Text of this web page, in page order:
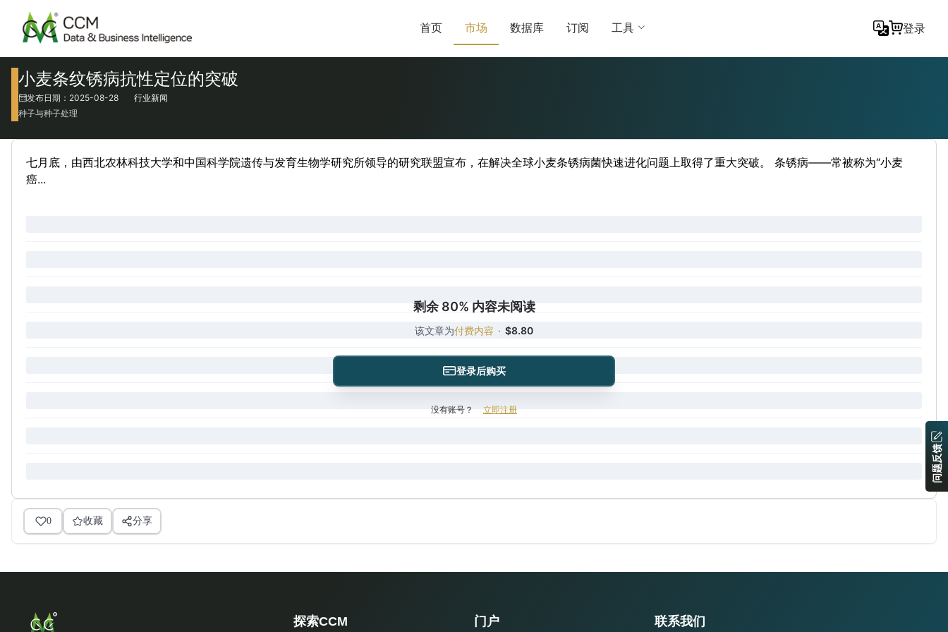
首页 市场 数据库 订阅 工具 登录
小麦条纹锈病抗性定位的突破
发布日期：2025-08-28
行业新闻
种子与种子处理
七月底，由西北农林科技大学和中国科学院遗传与发育生物学研究所领导的研究联盟宣布，在解决全球小麦条锈病菌快速进化问题上取得了重大突破。 条锈病——常被称为“小麦
癌...
剩余 80% 内容未阅读
该文章为付费内容 · $8.80
登录后购买
没有账号？ 立即注册
0 收藏 分享
探索CCM 门户 联系我们
问题反馈